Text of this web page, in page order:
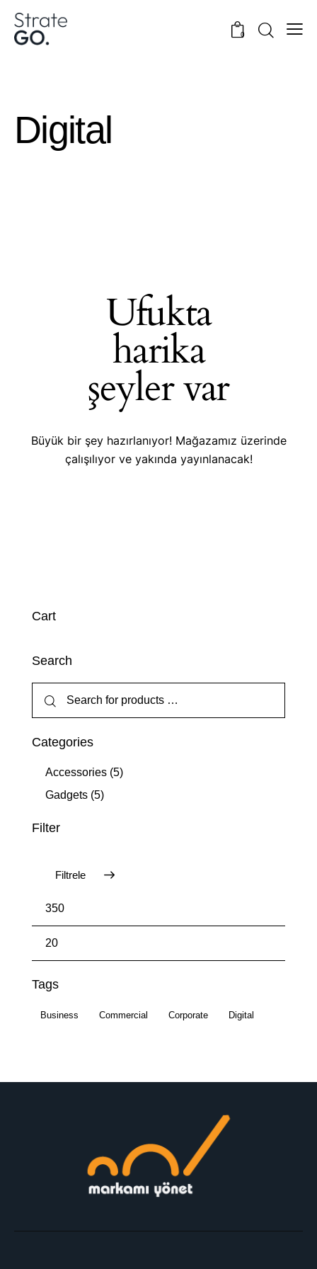
0
Digital
Ufukta
harika
şeyler var
Büyük bir şey hazırlanıyor! Mağazamız üzerinde
çalışılıyor ve yakında yayınlanacak!
Cart
Search
Categories
Accessories (5)
Gadgets (5)
Filter
Filtrele
Tags
Business Commercial Corporate Digital